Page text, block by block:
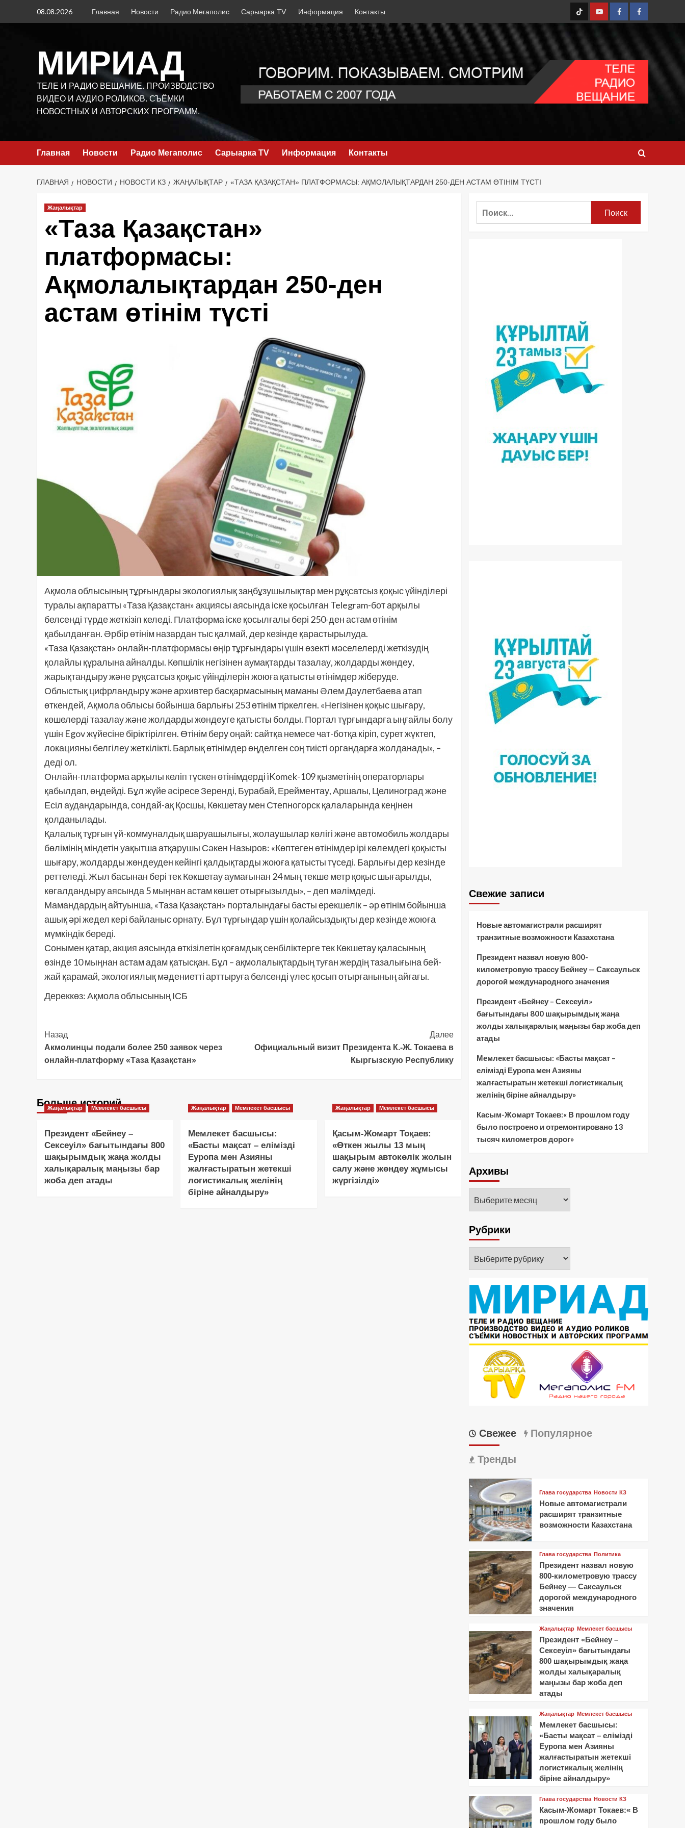
08.08.2026 Главная Новости Радио Мегаполис Сарыарка TV Информация Контакты
TT YoutubeFB1 FB2
МИРИАД
ТЕЛЕ И РАДИО ВЕЩАНИЕ. ПРОИЗВОДСТВО
ВИДЕО И АУДИО РОЛИКОВ. СЪЁМКИ
НОВОСТНЫХ И АВТОРСКИХ ПРОГРАММ.
Главная Новости Радио Мегаполис Сарыарка TV Информация Контакты
ГЛАВНАЯ НОВОСТИ НОВОСТИ КЗ ЖАҢАЛЫҚТАР «ТАЗА ҚАЗАҚСТАН» ПЛАТФОРМАСЫ: АҚМОЛАЛЫҚТАРДАН 250-ДЕН АСТАМ ӨТІНІМ ТҮСТІ
Жаңалықтар
«Таза Қазақстан»
платформасы:
Ақмолалықтардан 250-ден
астам өтінім түсті
Ақмола облысының тұрғындары экологиялық заңбұзушылықтар мен рұқсатсыз қоқыс үйінділері
туралы ақпаратты «Таза Қазақстан» акциясы аясында іске қосылған Telegram-бот арқылы
белсенді түрде жеткізіп келеді. Платформа іске қосылғалы бері 250-ден астам өтінім
қабылданған. Әрбір өтінім назардан тыс қалмай, дер кезінде қарастырылуда.
«Таза Қазақстан» онлайн-платформасы өңір тұрғындары үшін өзекті мәселелерді жеткізудің
қолайлы құралына айналды. Көпшілік негізінен аумақтарды тазалау, жолдарды жөндеу,
жарықтандыру және рұқсатсыз қоқыс үйінділерін жоюға қатысты өтінімдер жіберуде.
Облыстық цифрландыру және архивтер басқармасының маманы Әлем Дәулетбаева атап
өткендей, Ақмола облысы бойынша барлығы 253 өтінім тіркелген. «Негізінен қоқыс шығару,
көшелерді тазалау және жолдарды жөндеуге қатысты болды. Портал тұрғындарға ыңғайлы болу
үшін Egov жүйесіне біріктірілген. Өтінім беру оңай: сайтқа немесе чат-ботқа кіріп, сурет жүктеп,
локацияны белгілеу жеткілікті. Барлық өтінімдер өңделген соң тиісті органдарға жолданады», –
деді ол.
Онлайн-платформа арқылы келіп түскен өтінімдерді iKomek-109 қызметінің операторлары
қабылдап, өңдейді. Бұл жүйе әсіресе Зеренді, Бурабай, Ерейментау, Аршалы, Целиноград және
Есіл аудандарында, сондай-ақ Қосшы, Көкшетау мен Степногорск қалаларында кеңінен
қолданылады.
Қалалық тұрғын үй-коммуналдық шаруашылығы, жолаушылар көлігі және автомобиль жолдары
бөлімінің міндетін уақытша атқарушы Сәкен Назыров: «Көптеген өтінімдер ірі көлемдегі қоқысты
шығару, жолдарды жөндеуден кейінгі қалдықтарды жоюға қатысты түседі. Барлығы дер кезінде
реттеледі. Жыл басынан бері тек Көкшетау аумағынан 24 мың текше метр қоқыс шығарылды,
көгалдандыру аясында 5 мыңнан астам көшет отырғызылды», – деп мәлімдеді.
Мамандардың айтуынша, «Таза Қазақстан» порталындағы басты ерекшелік – әр өтінім бойынша
ашық әрі жедел кері байланыс орнату. Бұл тұрғындар үшін қолайсыздықты дер кезінде жоюға
мүмкіндік береді.
Сонымен қатар, акция аясында өткізілетін қоғамдық сенбіліктерге тек Көкшетау қаласының
өзінде 10 мыңнан астам адам қатысқан. Бұл – ақмолалықтардың туған жердің тазалығына бей-
жай қарамай, экологиялық мәдениетті арттыруға белсенді үлес қосып отырғанының айғағы.
Дереккөз: Ақмола облысының ІСБ
Post
Navigation
Назад
Акмолинцы подали более 250 заявок через
онлайн-платформу «Таза Қазақстан»
Далее
Официальный визит Президента К.-Ж. Токаева в
Кыргызскую Республику
Больше историй
Жаңалықтар Мемлекет басшысы
Президент «Бейнеу –
Сексеуіл» бағытындағы 800
шақырымдық жаңа жолды
халықаралық маңызы бар
жоба деп атады
Жаңалықтар Мемлекет басшысы
Мемлекет басшысы:
«Басты мақсат – елімізді
Еуропа мен Азияны
жалғастыратын жетекші
логистикалық желінің
біріне айналдыру»
Жаңалықтар Мемлекет басшысы
Қасым-Жомарт Тоқаев:
«Өткен жылы 13 мың
шақырым автокөлік жолын
салу және жөндеу жұмысы
жүргізілді»
Свежие записи
Новые автомагистрали расширят
транзитные возможности Казахстана
Президент назвал новую 800-
километровую трассу Бейнеу — Саксаульск
дорогой международного значения
Президент «Бейнеу – Сексеуіл»
бағытындағы 800 шақырымдық жаңа
жолды халықаралық маңызы бар жоба деп
атады
Мемлекет басшысы: «Басты мақсат –
елімізді Еуропа мен Азияны
жалғастыратын жетекші логистикалық
желінің біріне айналдыру»
Касым-Жомарт Токаев:« В прошлом году
было построено и отремонтировано 13
тысяч километров дорог»
Архивы
Рубрики
Свежее Популярное
Тренды
Глава государства Новости КЗ
Новые автомагистрали
расширят транзитные
возможности Казахстана
Глава государства Политика
Президент назвал новую
800-километровую трассу
Бейнеу — Саксаульск
дорогой международного
значения
Жаңалықтар Мемлекет басшысы
Президент «Бейнеу –
Сексеуіл» бағытындағы
800 шақырымдық жаңа
жолды халықаралық
маңызы бар жоба деп
атады
Жаңалықтар Мемлекет басшысы
Мемлекет басшысы:
«Басты мақсат – елімізді
Еуропа мен Азияны
жалғастыратын жетекші
логистикалық желінің
біріне айналдыру»
Глава государства Новости КЗ
Касым-Жомарт Токаев:« В
прошлом году было